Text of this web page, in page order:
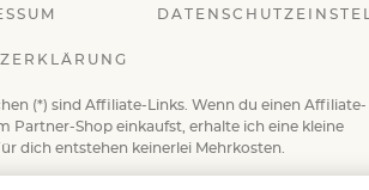
(*) sind Affiliate-Links. Wenn du einen Affiliate-
Partner-Shop einkaufst, erhalte ich eine kleine
dich entstehen keinerlei Mehrkosten.